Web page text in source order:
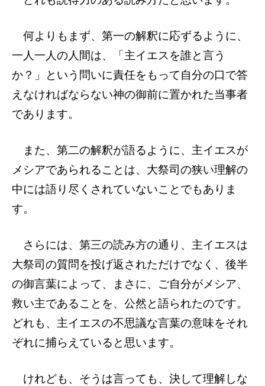
何よりもまず、第一の解釈に応ずるように、
一人一人の人間は、「主イエスを誰と言う
か？」という問いに責任をもって自分の口で答
えなければならない神の御前に置かれた当事者
であります。
また、第二の解釈が語るように、主イエスが
メシアであられることは、大祭司の狭い理解の
中には語り尽くされていないことでもありま
す。
さらには、第三の読み方の通り、主イエスは
大祭司の質問を投げ返されただけでなく、後半
の御言葉によって、まさに、ご自分がメシア、
救い主であることを、公然と語られたのです。
どれも、主イエスの不思議な言葉の意味をそれ
ぞれに捕らえていると思います。
けれども、そうは言っても、決して理解しな